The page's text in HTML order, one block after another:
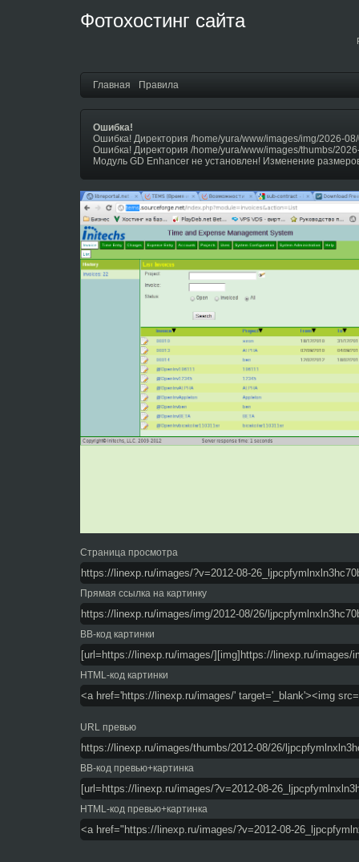
Фотохостинг сайта
Главная Правила
Ошибка!
Ошибка! Директория /home/yura/www/images/img/2026-
Ошибка! Директория /home/yura/www/images/thumbs/
Модуль GD Enhancer не установлен! Изменение
Страница просмотра
Прямая ссылка на картинку
BB-код картинки
HTML-код картинки
URL превью
BB-код превью+картинка
HTML-код превью+картинка